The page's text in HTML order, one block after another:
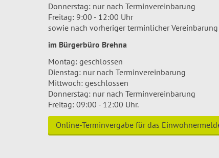
Donnerstag: nur nach Terminvereinbarung
Freitag: 9:00 - 12:00 Uhr
sowie nach vorheriger terminlicher Vereinbarung
im Bürgerbüro Brehna
Montag: geschlossen
Dienstag: nur nach Terminvereinbarung
Mittwoch: geschlossen
Donnerstag: nur nach Terminvereinbarung
Freitag: 09:00 - 12:00 Uhr.
Online-Terminvergabe für das